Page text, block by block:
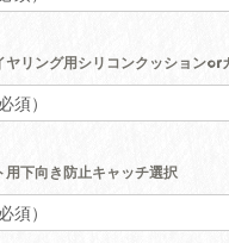
リング用シリコンクッションor
下向き防止キャッチ選択